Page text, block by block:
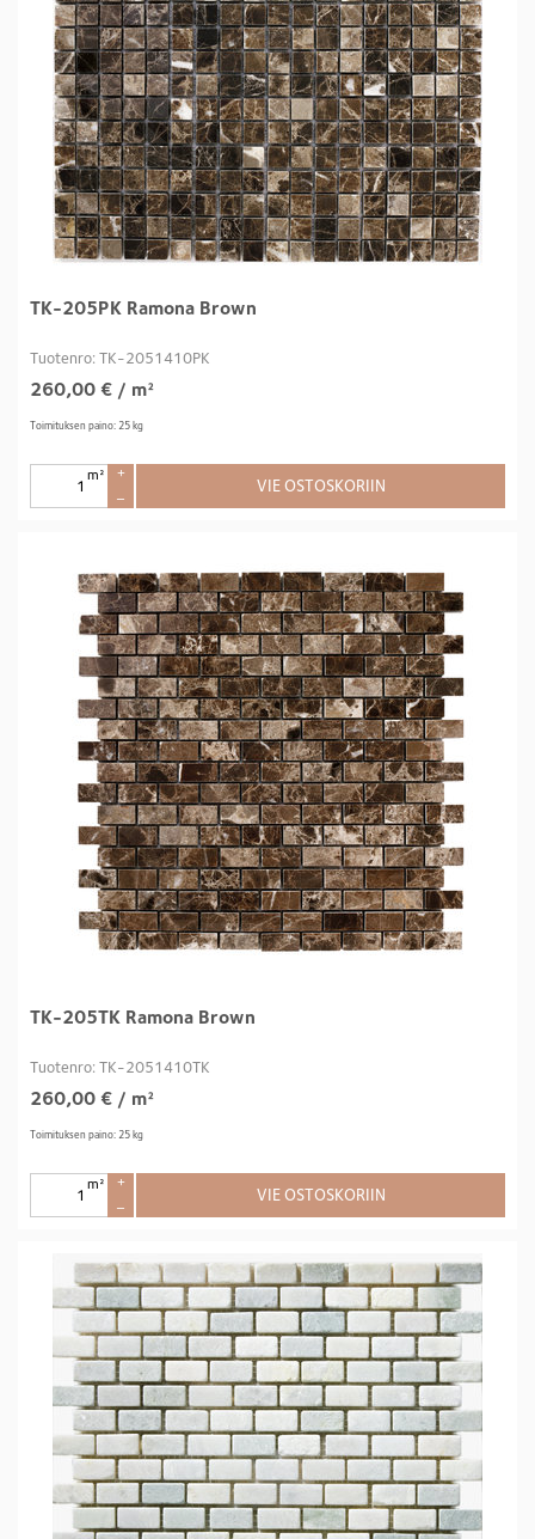
TK-205PK Ramona Brown
Tuotenro: TK-2051410PK
260,00 € / m²
Toimituksen paino: 25 kg
m²
+
–
VIE OSTOSKORIIN
TK-205TK Ramona Brown
Tuotenro: TK-2051410TK
260,00 € / m²
Toimituksen paino: 25 kg
m²
+
–
VIE OSTOSKORIIN